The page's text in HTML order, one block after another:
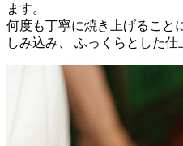
ます。
何度も丁寧に焼き上げること
しみ込み、 ふっくらとした仕